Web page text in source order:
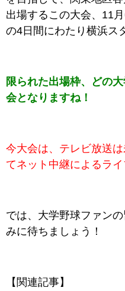
出場するこの大会、11
の4日間にわたり横浜ス
限られた出場枠、どの
会となりますね！
今大会は、テレビ放送
てネット中継によるラ
では、大学野球ファン
みに待ちましょう！
【関連記事】